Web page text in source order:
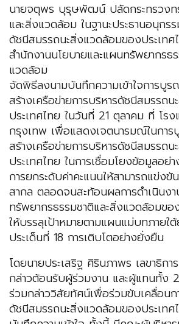
นายจตุพร บุรุษพัฒน์ ปลัดกระทรวงท
และสิ่งแวดล้อม ในฐานะประธานอนุกร
ดัชนีสมรรถนะสิ่งแวดล้อมของประเท
สำนักงานนโยบายและแผนทรัพยากรธ
แวดล้อม
จัดพิธีลงนามบันทึกความเข้าใจการบูร
สร้างเครือข่ายการบริหารดัชนีสมรรถ
ประเทศไทย ในวันที่ 21 ตุลาคม ที่ โรง
กรุงเทพ เพื่อแสดงเจตนารมณ์ในกา
สร้างเครือข่ายการบริหารดัชนีสมรรถ
ประเทศไทย ในการเชื่อมโยงข้อมูลอ
การยกระดับค่าคะแนนให้สามารถแข่งขั
สากล ตลอดจนสะท้อนผลการดำเนินงา
ทรัพยากรธรรมชาติและสิ่งแวดล้อมข
ให้บรรลุเป้าหมายตามแผนแม่บทภายใ
ประเด็นที่ 18 การเติบโตอย่างยั่งยืน
โดยนายประเสริฐ ศิรินภาพร เลขาธิกา
กล่าวต้อนรับผู้ร่วมงาน และผู้แทนทั้ง
ร่วมกล่าววิสัยทัศน์เพื่อร่วมขับเคลื่อนก
ดัชนีสมรรถนะสิ่งแวดล้อมของประเทศ